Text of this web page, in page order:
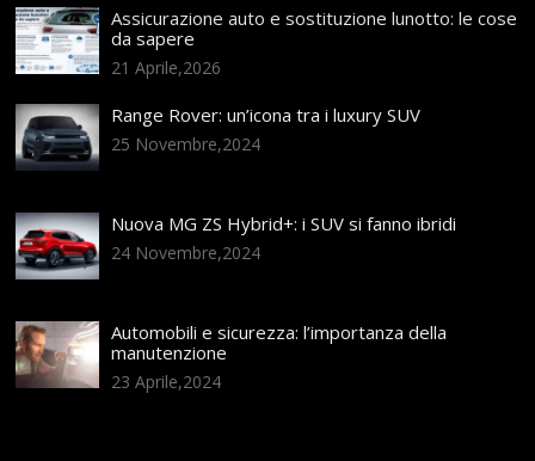
Assicurazione auto e sostituzione lunotto: le cose
da sapere
21 Aprile,2026
Range Rover: un’icona tra i luxury SUV
25 Novembre,2024
Nuova MG ZS Hybrid+: i SUV si fanno ibridi
24 Novembre,2024
Automobili e sicurezza: l’importanza della
manutenzione
23 Aprile,2024